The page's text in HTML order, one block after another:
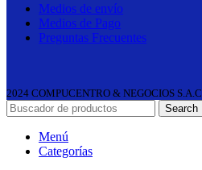
Medios de envío
Medios de Pago
Preguntas Frecuentes
2024 COMPUCENTRO & NEGOCIOS S.A.C.
Search
Menú
Categorías